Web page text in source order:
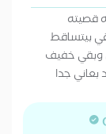
قصيته
بيتساقط
خفيف
بعاني جدا